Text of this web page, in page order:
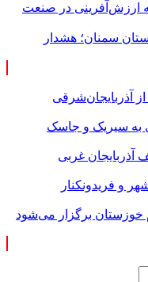
در صنعت
سمنان؛ هشدار
به سیریک و جاسک
غربی
و فریدونکنار
خوزستان برگزار می‌شود